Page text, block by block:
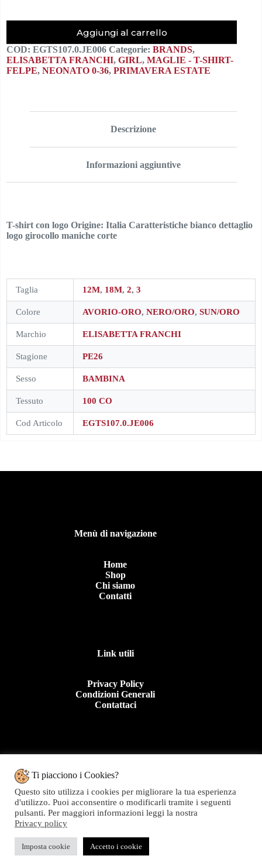
Aggiungi al carrello
COD: EGTS107.0.JE006 Categorie: BRANDS,
ELISABETTA FRANCHI, GIRL, MAGLIE - T-SHIRT-
FELPE, NEONATO 0-36, PRIMAVERA ESTATE
Descrizione
Informazioni aggiuntive
T-shirt con logo Origine: Italia Caratteristiche bianco dettaglio
logo girocollo maniche corte
Taglia 12M, 18M, 2, 3
Colore AVORIO-ORO, NERO/ORO, SUN/ORO
Marchio ELISABETTA FRANCHI
Stagione PE26
Sesso BAMBINA
Tessuto 100 CO
Cod Articolo EGTS107.0.JE006
Menù di navigazione
Home
Shop
Chi siamo
Contatti
Link utili
Privacy Policy
Condizioni Generali
Contattaci
Tel: +39 0963 44950
E.mail:info@topolinomoda.it
Via Forgiari, 11 – 89900 Vibo Valentia (VV)
Topolino Moda - P.IVA 01282020799
Copyright © 2026 Topolino Moda - Web powered by
Ti piacciono i Cookies?
Questo sito utilizza i cookies per migliorare la tua esperienza
d'utilizzo. Puoi acconsentire o modificarli tramite i seguenti
pulsanti. Per maggiori informazioni leggi la nostra
Privacy policy
Imposta cookie Accetto i cookie